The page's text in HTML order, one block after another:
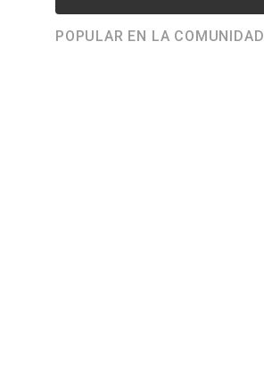
POPULAR EN LA COMUNIDAD